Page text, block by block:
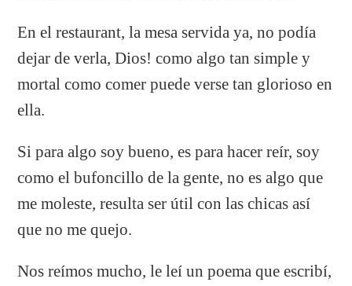
En el restaurant, la mesa servida ya, no podía
dejar de verla, Dios! como algo tan simple y
mortal como comer puede verse tan glorioso en
ella.
Si para algo soy bueno, es para hacer reír, soy
como el bufoncillo de la gente, no es algo que
me moleste, resulta ser útil con las chicas así
que no me quejo.
Nos reímos mucho, le leí un poema que escribí,